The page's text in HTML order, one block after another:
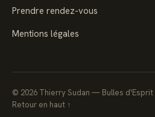
Prendre rendez-vous
Mentions légales
© 2026 Thierry Sudan — Bulles d'Esprit
Retour en haut ↑